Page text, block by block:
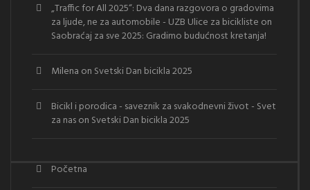
„Traffic for All 2025“: Dva dana razgovora o gradovima
za ljude, ne za automobile - UZB Ulice za bicikliste on
Saobraćaj za sve 2025: Gradimo budućnost kretanja!
Milena on Svetski Dan bicikla 2025
Bicikl i porodica - saveznik za svakodnevni život - Svet
za nason Svetski Dan bicikla 2025
Početna